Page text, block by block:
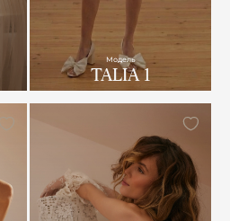
Модель
TALIA 1